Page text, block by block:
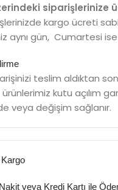
siparişlerinize
kargo ücreti
aynı gün, Cumartesi ise
teslim aldıktan
ürünlerimiz kutu açılım
veya değişim sağlanır.
veya Kredi Kartı ile